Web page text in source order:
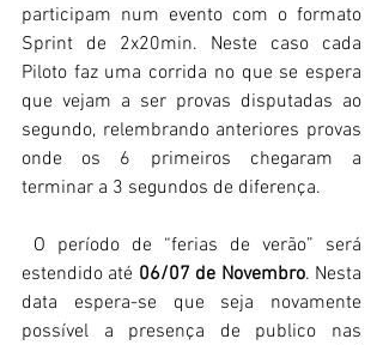
participam num evento com o formato
Sprint de 2x20min. Neste caso cada
Piloto faz uma corrida no que se espera
que vejam a ser provas disputadas ao
segundo, relembrando anteriores provas
onde os 6 primeiros chegaram a
terminar a 3 segundos de diferença.
estendido até 06/07 de Novembro. Nesta
data espera-se que seja novamente
possível a presença de publico nas